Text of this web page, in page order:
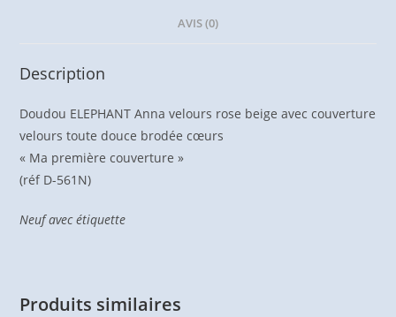
AVIS (0)
Description
Doudou ELEPHANT Anna velours rose beige avec couverture
velours toute douce brodée cœurs
« Ma première couverture »
(réf D-561N)
Neuf avec étiquette
Produits similaires